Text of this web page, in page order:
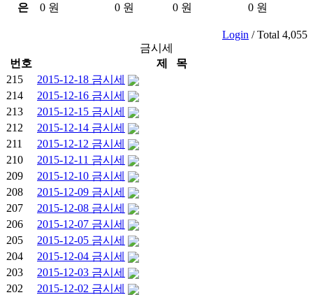
은
0 원 0 원 0 원 0 원
Login / Total 4,055
금시세
번호
제 목
215
2015-12-18 금시세
214
2015-12-16 금시세
213
2015-12-15 금시세
212
2015-12-14 금시세
211
2015-12-12 금시세
210
2015-12-11 금시세
209
2015-12-10 금시세
208
2015-12-09 금시세
207
2015-12-08 금시세
206
2015-12-07 금시세
205
2015-12-05 금시세
204
2015-12-04 금시세
203
2015-12-03 금시세
202
2015-12-02 금시세